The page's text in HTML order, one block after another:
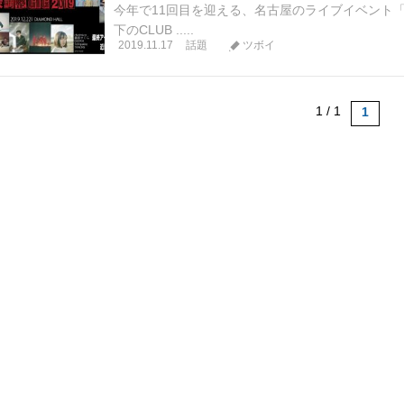
今年で11回目を迎える、名古屋のライブイベント
下のCLUB .....
2019.11.17 話題 ツボイ
1 / 1 1